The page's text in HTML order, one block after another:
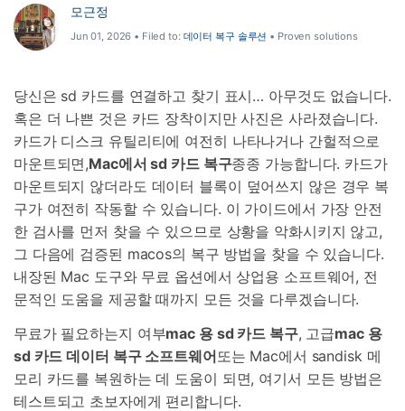
사용 가이드
모근정
Jun 01, 2026 • Filed to: 데이터 복구 솔루션 • Proven solutions
당신은 sd 카드를 연결하고 찾기 표시… 아무것도 없습니다.
혹은 더 나쁜 것은 카드 장착이지만 사진은 사라졌습니다.
카드가 디스크 유틸리티에 여전히 나타나거나 간헐적으로
마운트되면,Mac에서 sd 카드 복구종종 가능합니다. 카드가
마운트되지 않더라도 데이터 블록이 덮어쓰지 않은 경우 복
구가 여전히 작동할 수 있습니다. 이 가이드에서 가장 안전
한 검사를 먼저 찾을 수 있으므로 상황을 악화시키지 않고,
그 다음에 검증된 macos의 복구 방법을 찾을 수 있습니다.
내장된 Mac 도구와 무료 옵션에서 상업용 소프트웨어, 전
문적인 도움을 제공할 때까지 모든 것을 다루겠습니다.
무료가 필요하는지 여부mac 용 sd 카드 복구, 고급mac 용
sd 카드 데이터 복구 소프트웨어또는 Mac에서 sandisk 메
모리 카드를 복원하는 데 도움이 되면, 여기서 모든 방법은
테스트되고 초보자에게 편리합니다.